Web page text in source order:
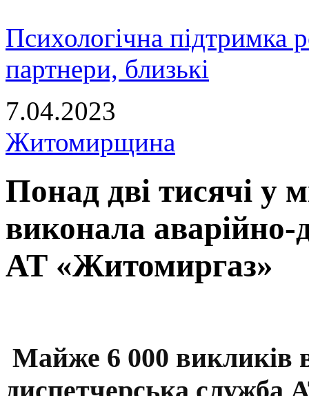
Психологічна підтримка
партнери, близькі
7.04.2023
Житомирщина
Понад дві тисячі у
виконала аварійно-
АТ «Житомиргаз»
Майже 6 000 викликів